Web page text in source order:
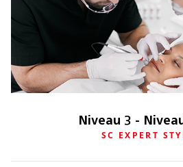
Niveau 3 -
SC EXPERT